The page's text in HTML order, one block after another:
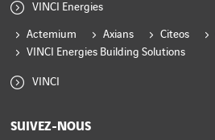
VINCI Energies
Actemium Axians Citeos
VINCI Energies Building Solutions
VINCI
SUIVEZ-NOUS